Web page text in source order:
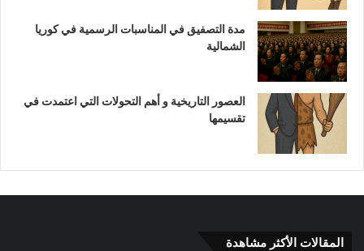
مدة التصفيق في المناسبات الرسمية في كوريا
الشمالية
العصور التاريخية و أهم التحولات التي اعتمدت في
تقسيمها
المقالات الأكثر مشاهدة